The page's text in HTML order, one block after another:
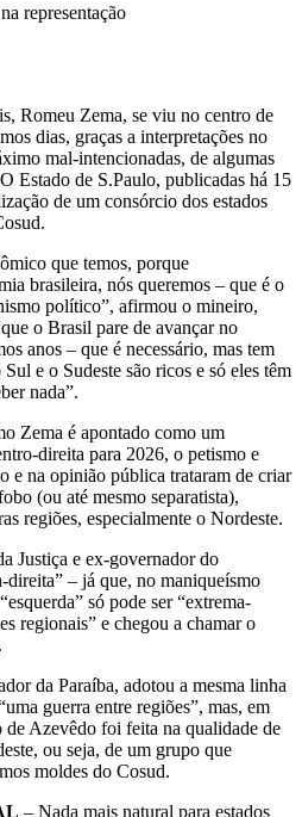
representação
Romeu Zema, se viu no centro de
dias, graças a interpretações no
mal-intencionadas, de algumas
Estado de S.Paulo, publicadas há 15
de um consórcio dos estados
que temos, porque
brasileira, nós queremos – que é o
político”, afirmou o mineiro,
o Brasil pare de avançar no
anos – que é necessário, mas tem
e o Sudeste são ricos e só eles têm
nada”.
Zema é apontado como um
direita para 2026, o petismo e
e na opinião pública trataram de criar
(ou até mesmo separatista),
regiões, especialmente o Nordeste.
Justiça e ex-governador do
direita” – já que, no maniqueísmo
só pode ser “extrema-
regionais” e chegou a chamar o
da Paraíba, adotou a mesma linha
guerra entre regiões”, mas, em
de Azevêdo foi feita na qualidade de
ou seja, de um grupo que
moldes do Cosud.
– Nada mais natural para estados